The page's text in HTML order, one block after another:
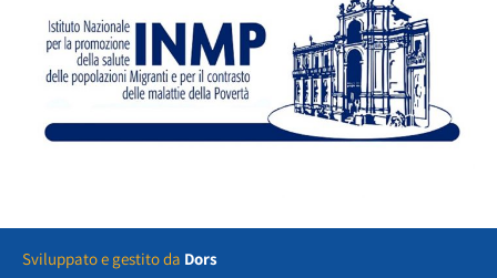
Sviluppato e gestito da Dors